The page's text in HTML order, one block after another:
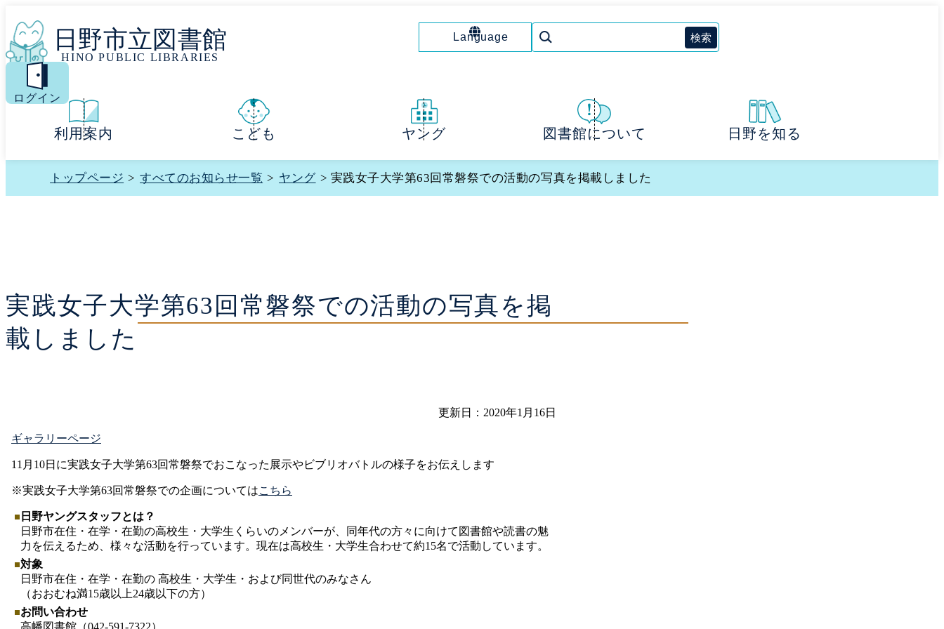
日野市立図書館
HINO PUBLIC LIBRARIES
Language
MENU
ログイン
利用案内 こども ヤング 図書館について 日野を知る
トップページ > すべてのお知らせ一覧 > ヤング > 実践女子大学第63回常磐祭での活動の写真を掲載しました
実践女子大学第63回常磐祭での活動の写真を掲
載しました
更新日：2020年1月16日
ギャラリーページ
11月10日に実践女子大学第63回常磐祭でおこなった展示やビブリオバトルの様子をお伝えします
※実践女子大学第63回常磐祭での企画についてはこちら
日野ヤングスタッフとは？
日野市在住・在学・在勤の高校生・大学生くらいのメンバーが、同年代の方々に向けて図書館や読書の魅
力を伝えるため、様々な活動を行っています。現在は高校生・大学生合わせて約15名で活動しています。
対象
日野市在住・在学・在勤の 高校生・大学生・および同世代のみなさん
（おおむね満15歳以上24歳以下の方）
お問い合わせ
高幡図書館（042-591-7322）